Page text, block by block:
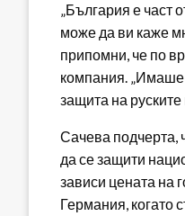
„България е част
може да ви каже
припомни, че по
компания. „Имаше
защита на
Сачева подчерта,
да се защити
зависи цената на
Германия, когато